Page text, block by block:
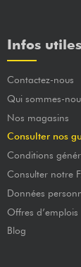
Infos utiles
Contactez-nous
Qui sommes-
Nos magasins
Consulter nos
Conditions
Consulter notre
Données
Offres d’emplois
Blog